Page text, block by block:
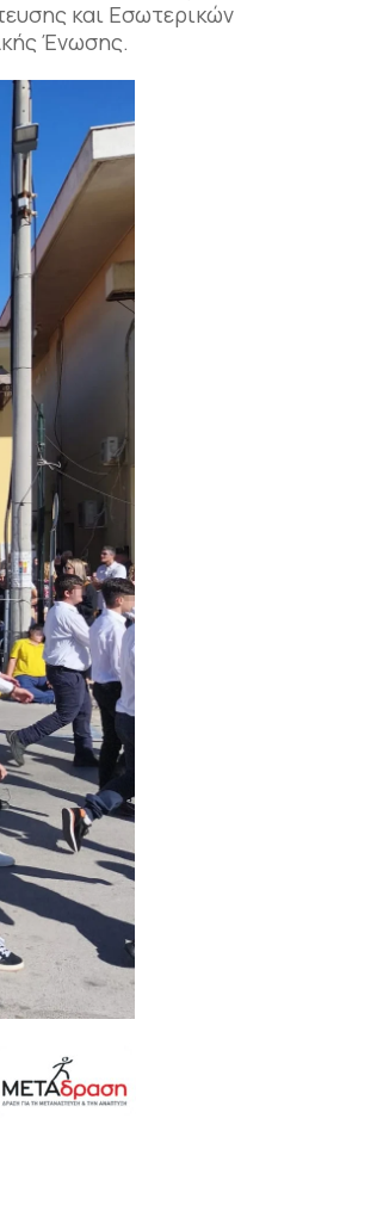
και Εσωτερικών
Ένωσης.